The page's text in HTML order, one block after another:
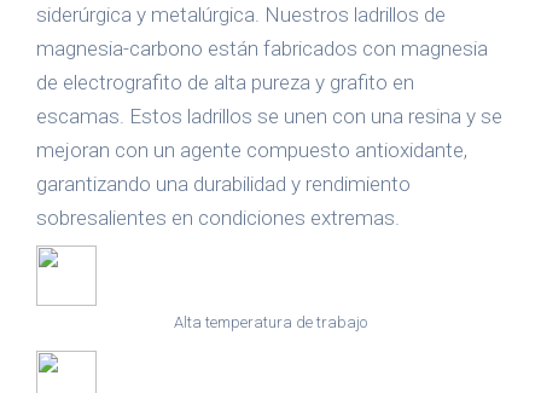
siderúrgica y metalúrgica. Nuestros ladrillos de
magnesia-carbono están fabricados con magnesia
de electrografito de alta pureza y grafito en
escamas. Estos ladrillos se unen con una resina y se
mejoran con un agente compuesto antioxidante,
garantizando una durabilidad y rendimiento
sobresalientes en condiciones extremas.
Alta temperatura de trabajo